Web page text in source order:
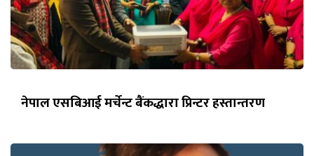
नेपाल एसबिआई मर्चेन्ट बैंकद्धारा प्रिन्टर हस्तान्तरण